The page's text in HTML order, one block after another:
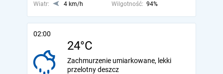
Wiatr:
4 km/h Wilgotność: 94%
02:00
24°C
Zachmurzenie umiarkowane, lekki
przelotny deszcz